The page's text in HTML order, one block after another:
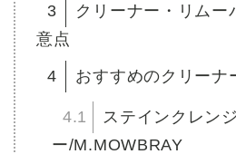
3
クリーナー・リムー
意点
4 おすすめのクリーナ
4.1
ステインクレン
ー/M.MOWBRAY